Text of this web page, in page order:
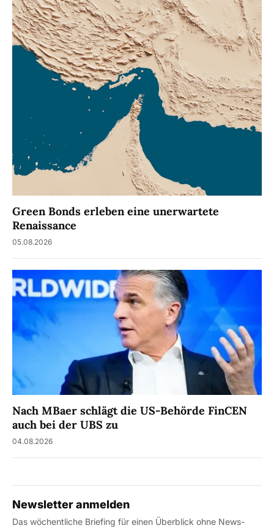
Green Bonds erleben eine unerwartete
Renaissance
05.08.2026
Nach MBaer schlägt die US-Behörde FinCEN
auch bei der UBS zu
04.08.2026
Newsletter anmelden
Das wöchentliche Briefing für einen Überblick ohne News-